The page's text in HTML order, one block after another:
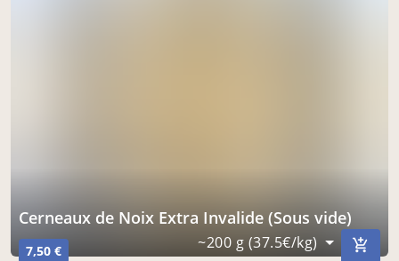
Cerneaux de Noix Extra Invalide (Sous vide)
7,50 € ~200 g (37.5€/kg)